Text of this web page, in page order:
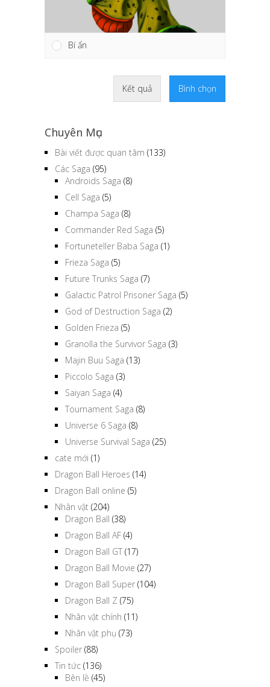
Bí ẩn
Kết quả Bình chọn
Chuyên Mục
Bài viết được quan tâm (133)
Các Saga (95)
Androids Saga (8)
Cell Saga (5)
Champa Saga (8)
Commander Red Saga (5)
Fortuneteller Baba Saga (1)
Frieza Saga (5)
Future Trunks Saga (7)
Galactic Patrol Prisoner Saga (5)
God of Destruction Saga (2)
Golden Frieza (5)
Granolla the Survivor Saga (3)
Majin Buu Saga (13)
Piccolo Saga (3)
Saiyan Saga (4)
Tournament Saga (8)
Universe 6 Saga (8)
Universe Survival Saga (25)
cate mới (1)
Dragon Ball Heroes (14)
Dragon Ball online (5)
Nhân vật (204)
Dragon Ball (38)
Dragon Ball AF (4)
Dragon Ball GT (17)
Dragon Ball Movie (27)
Dragon Ball Super (104)
Dragon Ball Z (75)
Nhân vật chính (11)
Nhân vật phụ (73)
Spoiler (88)
Tin tức (136)
Bên lề (45)